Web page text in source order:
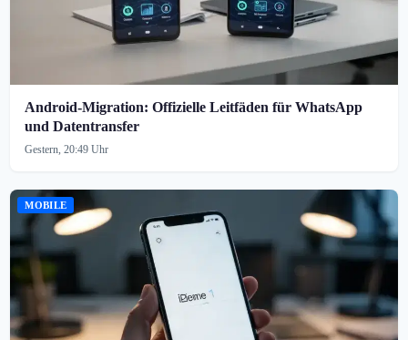
Android-Migration: Offizielle Leitfäden für WhatsApp
und Datentransfer
Gestern, 20:49 Uhr
MOBILE